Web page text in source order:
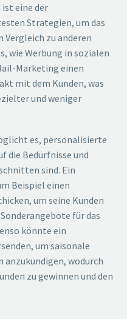
eine der
Strategien, um das
zu anderen
wie Werbung in sozialen
Marketing einen
mit dem Kunden, was
und weniger
es, personalisierte
die Bedürfnisse und
sind. Ein
Beispiel einen
um seine Kunden
für das
könnte ein
um saisonale
anzukündigen, wodurch
zu gewinnen und den